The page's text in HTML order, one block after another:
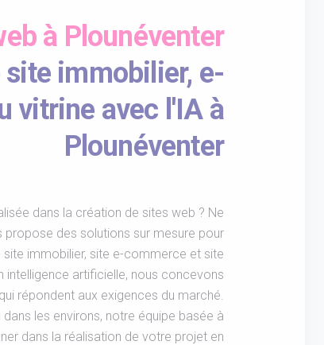
à Plounéventer
site immobilier, e-
vitrine avec l'IA à
Plounéventer
dans la création de sites web ? Ne
des solutions sur mesure pour
immobilier, site e-commerce et site
intelligence artificielle, nous concevons
répondent aux exigences du marché.
les environs, notre équipe basée à
dans la réalisation de votre projet en